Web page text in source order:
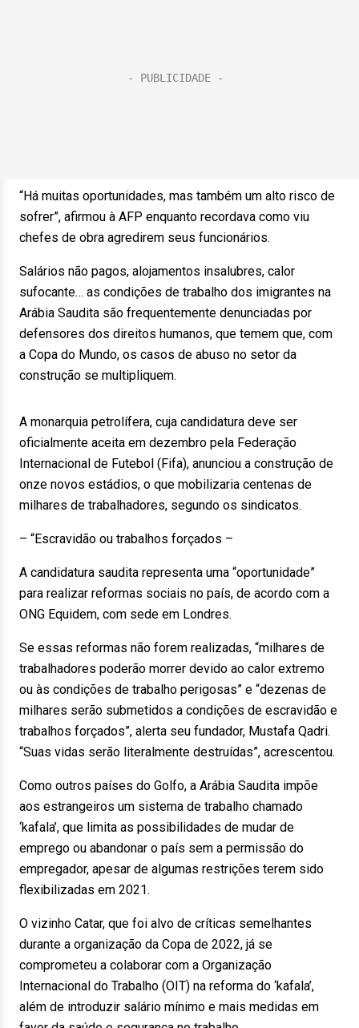
“Há muitas oportunidades, mas também um alto risco de
sofrer”, afirmou à AFP enquanto recordava como viu
chefes de obra agredirem seus funcionários.
Salários não pagos, alojamentos insalubres, calor
sufocante… as condições de trabalho dos imigrantes na
Arábia Saudita são frequentemente denunciadas por
defensores dos direitos humanos, que temem que, com
a Copa do Mundo, os casos de abuso no setor da
construção se multipliquem.
A monarquia petrolífera, cuja candidatura deve ser
oficialmente aceita em dezembro pela Federação
Internacional de Futebol (Fifa), anunciou a construção de
onze novos estádios, o que mobilizaria centenas de
milhares de trabalhadores, segundo os sindicatos.
– “Escravidão ou trabalhos forçados –
A candidatura saudita representa uma “oportunidade”
para realizar reformas sociais no país, de acordo com a
ONG Equidem, com sede em Londres.
Se essas reformas não forem realizadas, “milhares de
trabalhadores poderão morrer devido ao calor extremo
ou às condições de trabalho perigosas” e “dezenas de
milhares serão submetidos a condições de escravidão e
trabalhos forçados”, alerta seu fundador, Mustafa Qadri.
“Suas vidas serão literalmente destruídas”, acrescentou.
Como outros países do Golfo, a Arábia Saudita impõe
aos estrangeiros um sistema de trabalho chamado
‘kafala’, que limita as possibilidades de mudar de
emprego ou abandonar o país sem a permissão do
empregador, apesar de algumas restrições terem sido
flexibilizadas em 2021.
O vizinho Catar, que foi alvo de críticas semelhantes
durante a organização da Copa de 2022, já se
comprometeu a colaborar com a Organização
Internacional do Trabalho (OIT) na reforma do ‘kafala’,
além de introduzir salário mínimo e mais medidas em